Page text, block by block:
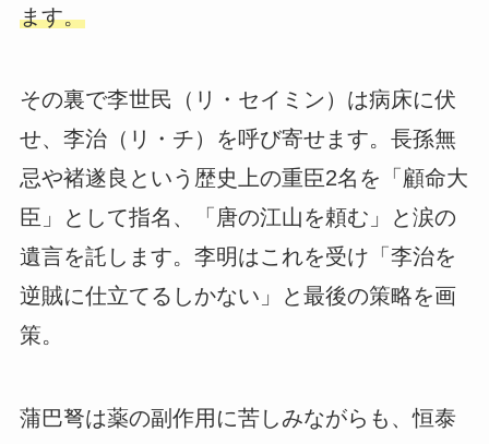
ます。
その裏で李世民（リ・セイミン）は病床に伏
せ、李治（リ・チ）を呼び寄せます。長孫無
忌や褚遂良という歴史上の重臣2名を「顧命大
臣」として指名、「唐の江山を頼む」と涙の
遺言を託します。李明はこれを受け「李治を
逆賊に仕立てるしかない」と最後の策略を画
策。
蒲巴弩は薬の副作用に苦しみながらも、恒泰